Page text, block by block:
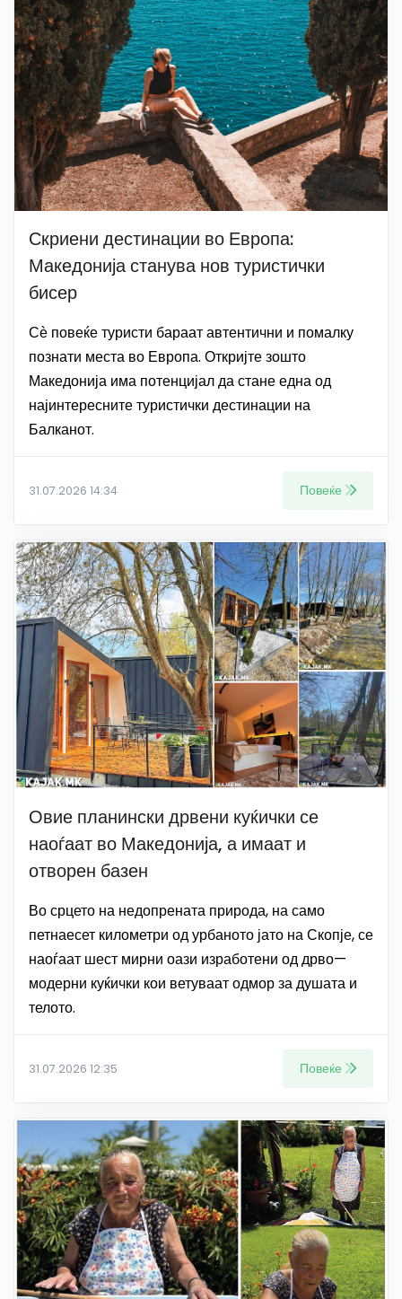
Скриени дестинации во Европа:
Македонија станува нов туристички
бисер
Сѐ повеќе туристи бараат автентични и помалку
познати места во Европа. Откријте зошто
Македонија има потенцијал да стане една од
најинтересните туристички дестинации на
Балканот.
31.07.2026 14:34 Повеќе
Овие планински дрвени куќички се
наоѓаат во Македонија, а имаат и
отворен базен
Во срцето на недопрената природа, на само
петнаесет километри од урбаното јато на Скопје, се
наоѓаат шест мирни оази изработени од дрво—
модерни куќички кои ветуваат одмор за душата и
телото.
31.07.2026 12:35 Повеќе